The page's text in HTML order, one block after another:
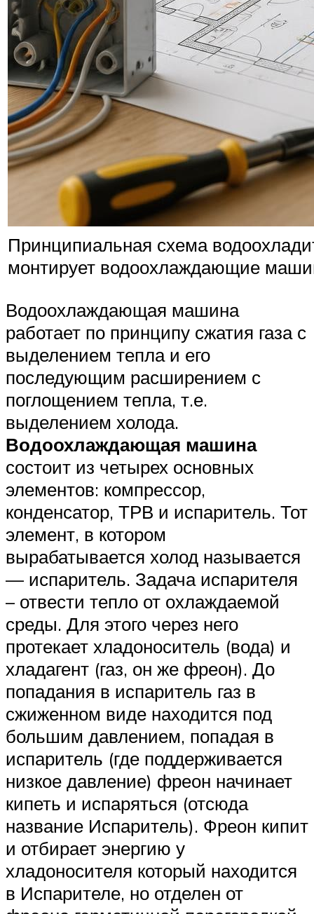
Принципиальная схема
монтирует водоохлаждающие
Водоохлаждающая машина
работает по принципу сжатия газа с
выделением тепла и его
последующим расширением с
поглощением тепла, т.е.
выделением холода.
Водоохлаждающая машина
состоит из четырех основных
элементов: компрессор,
конденсатор, ТРВ и испаритель. Тот
элемент, в котором
вырабатывается холод называется
— испаритель. Задача испарителя
– отвести тепло от охлаждаемой
среды. Для этого через него
протекает хладоноситель (вода) и
хладагент (газ, он же фреон). До
попадания в испаритель газ в
сжиженном виде находится под
большим давлением, попадая в
испаритель (где поддерживается
низкое давление) фреон начинает
кипеть и испаряться (отсюда
название Испаритель). Фреон кипит
и отбирает энергию у
хладоносителя который находится
в Испарителе, но отделен от